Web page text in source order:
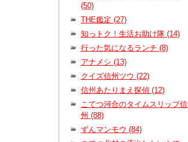
(50)
THE鑑定 (27)
知っトク！生活お助け隊 (14)
行った気になるランチ (8)
アナメシ (13)
クイズ信州ツウ (22)
信州あたりまえ探偵 (12)
こてつ河合のタイムスリップ信
州 (88)
ずんマンモウ (84)